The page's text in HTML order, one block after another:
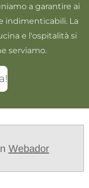
a garantire ai
indimenticabili. La
e l'ospitalità si
serviamo.
Webador